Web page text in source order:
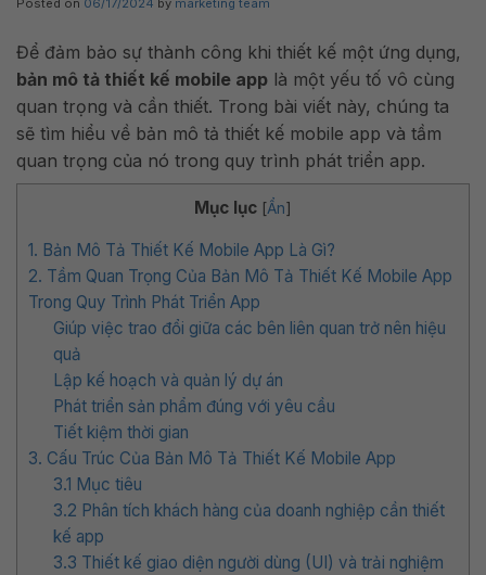
Posted on 06/17/2024 by marketing team
Để đảm bảo sự thành công khi thiết kế một ứng dụng,
bản mô tả thiết kế mobile app là một yếu tố vô cùng
quan trọng và cần thiết. Trong bài viết này, chúng ta
sẽ tìm hiểu về bản mô tả thiết kế mobile app và tầm
quan trọng của nó trong quy trình phát triển app.
Mục lục [Ẩn]
1. Bản Mô Tả Thiết Kế Mobile App Là Gì?
2. Tầm Quan Trọng Của Bản Mô Tả Thiết Kế Mobile App
Trong Quy Trình Phát Triển App
Giúp việc trao đổi giữa các bên liên quan trở nên hiệu
quả
Lập kế hoạch và quản lý dự án
Phát triển sản phẩm đúng với yêu cầu
Tiết kiệm thời gian
3. Cấu Trúc Của Bản Mô Tả Thiết Kế Mobile App
3.1 Mục tiêu
3.2 Phân tích khách hàng của doanh nghiệp cần thiết
kế app
3.3 Thiết kế giao diện người dùng (UI) và trải nghiệm